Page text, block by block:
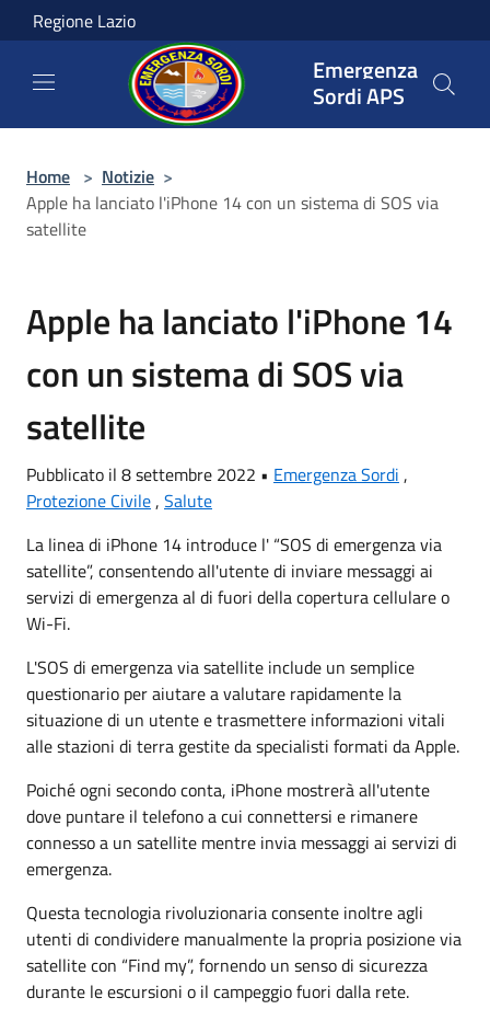
Salta al contenuto principale
Regione Lazio
Emergenza
Sordi APS
Home > Notizie >
Apple ha lanciato l'iPhone 14 con un sistema di SOS via
satellite
Apple ha lanciato l'iPhone 14
con un sistema di SOS via
satellite
Pubblicato il 8 settembre 2022 • Emergenza Sordi ,
Protezione Civile, Salute
La linea di iPhone 14 introduce l' “SOS di emergenza via
satellite”, consentendo all'utente di inviare messaggi ai
servizi di emergenza al di fuori della copertura cellulare o
Wi-Fi.
L'SOS di emergenza via satellite include un semplice
questionario per aiutare a valutare rapidamente la
situazione di un utente e trasmettere informazioni vitali
alle stazioni di terra gestite da specialisti formati da Apple.
Poiché ogni secondo conta, iPhone mostrerà all'utente
dove puntare il telefono a cui connettersi e rimanere
connesso a un satellite mentre invia messaggi ai servizi di
emergenza.
Questa tecnologia rivoluzionaria consente inoltre agli
utenti di condividere manualmente la propria posizione via
satellite con “Find my”, fornendo un senso di sicurezza
durante le escursioni o il campeggio fuori dalla rete.